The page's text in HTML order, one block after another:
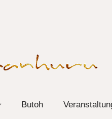
Butoh